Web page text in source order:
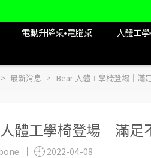
電動升降桌•電腦桌 人體工
最新消息 Bear 人體工學椅登場｜滿
體工學椅登場｜滿
2022-04-08